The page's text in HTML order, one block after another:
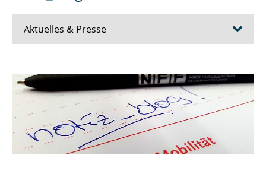
Aktuelles & Presse
Newsletter
Dreh- und Fotogenehmigungen
NFF-Ausstellungen